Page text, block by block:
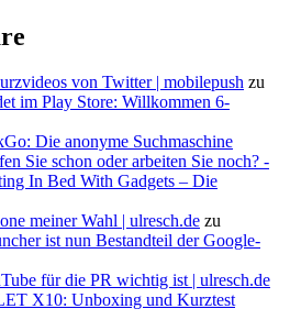
von Twitter | mobilepush zu
im Play Store: Willkommen 6-
Die anonyme Suchmaschine
Sie schon oder arbeiten Sie noch? -
In Bed With Gadgets – Die
meiner Wahl | ulresch.de zu
ist nun Bestandteil der Google-
für die PR wichtig ist | ulresch.de
X10: Unboxing und Kurztest